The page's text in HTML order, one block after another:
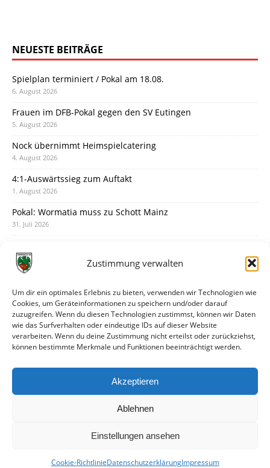
Zustimmung verwalten
Um dir ein optimales Erlebnis zu bieten, verwenden wir Technologien wie
Cookies, um Geräteinformationen zu speichern und/oder darauf
zuzugreifen. Wenn du diesen Technologien zustimmst, können wir Daten
wie das Surfverhalten oder eindeutige IDs auf dieser Website
verarbeiten. Wenn du deine Zustimmung nicht erteilst oder zurückziehst,
können bestimmte Merkmale und Funktionen beeinträchtigt werden.
Akzeptieren
Ablehnen
Einstellungen ansehen
Cookie-RichtlinieDatenschutzerklärungImpressum
NEUESTE BEITRÄGE
Spielplan terminiert / Pokal am 18.08.
6. August 2026
Frauen im DFB-Pokal gegen den SV Eutingen
5. August 2026
Nock übernimmt Heimspielcatering
4. August 2026
4:1-Auswärtssieg zum Auftakt
1. August 2026
Pokal: Wormatia muss zu Schott Mainz
31. Juli 2026
30. Juli 2026
28. Juli 2026
Neuer Rückensponsor
28. Juli 2026
Neue Podcast-Folge: So tickt Björn!
Eindrücke vom Stadionfest
27. Juli 2026